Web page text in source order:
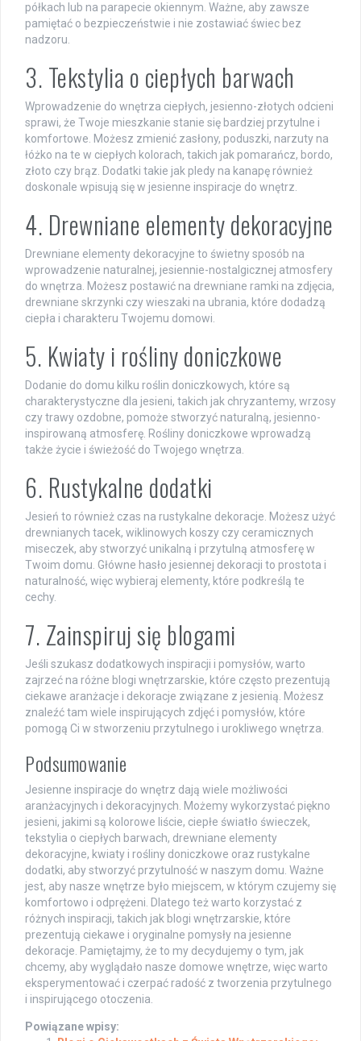
półkach lub na parapecie okiennym. Ważne, aby zawsze
pamiętać o bezpieczeństwie i nie zostawiać świec bez
nadzoru.
3. Tekstylia o ciepłych barwach
Wprowadzenie do wnętrza ciepłych, jesienno-złotych odcieni
sprawi, że Twoje mieszkanie stanie się bardziej przytulne i
komfortowe. Możesz zmienić zasłony, poduszki, narzuty na
łóżko na te w ciepłych kolorach, takich jak pomarańcz, bordo,
złoto czy brąz. Dodatki takie jak pledy na kanapę również
doskonale wpisują się w jesienne inspiracje do wnętrz.
4. Drewniane elementy dekoracyjne
Drewniane elementy dekoracyjne to świetny sposób na
wprowadzenie naturalnej, jesiennie-nostalgicznej atmosfery
do wnętrza. Możesz postawić na drewniane ramki na zdjęcia,
drewniane skrzynki czy wieszaki na ubrania, które dodadzą
ciepła i charakteru Twojemu domowi.
5. Kwiaty i rośliny doniczkowe
Dodanie do domu kilku roślin doniczkowych, które są
charakterystyczne dla jesieni, takich jak chryzantemy, wrzosy
czy trawy ozdobne, pomoże stworzyć naturalną, jesienno-
inspirowaną atmosferę. Rośliny doniczkowe wprowadzą
także życie i świeżość do Twojego wnętrza.
6. Rustykalne dodatki
Jesień to również czas na rustykalne dekoracje. Możesz użyć
drewnianych tacek, wiklinowych koszy czy ceramicznych
miseczek, aby stworzyć unikalną i przytulną atmosferę w
Twoim domu. Główne hasło jesiennej dekoracji to prostota i
naturalność, więc wybieraj elementy, które podkreślą te
cechy.
7. Zainspiruj się blogami
Jeśli szukasz dodatkowych inspiracji i pomysłów, warto
zajrzeć na różne blogi wnętrzarskie, które często prezentują
ciekawe aranżacje i dekoracje związane z jesienią. Możesz
znaleźć tam wiele inspirujących zdjęć i pomysłów, które
pomogą Ci w stworzeniu przytulnego i urokliwego wnętrza.
Podsumowanie
Jesienne inspiracje do wnętrz dają wiele możliwości
aranżacyjnych i dekoracyjnych. Możemy wykorzystać piękno
jesieni, jakimi są kolorowe liście, ciepłe światło świeczek,
tekstylia o ciepłych barwach, drewniane elementy
dekoracyjne, kwiaty i rośliny doniczkowe oraz rustykalne
dodatki, aby stworzyć przytulność w naszym domu. Ważne
jest, aby nasze wnętrze było miejscem, w którym czujemy się
komfortowo i odprężeni. Dlatego też warto korzystać z
różnych inspiracji, takich jak blogi wnętrzarskie, które
prezentują ciekawe i oryginalne pomysły na jesienne
dekoracje. Pamiętajmy, że to my decydujemy o tym, jak
chcemy, aby wyglądało nasze domowe wnętrze, więc warto
eksperymentować i czerpać radość z tworzenia przytulnego
i inspirującego otoczenia.
Powiązane wpisy: